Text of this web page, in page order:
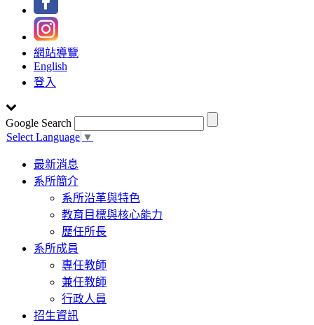
網站導覽
English
登入
Google Search
Select Language ▼
Toggle
navigation
最新消息
系所簡介
系所沿革與特色
教育目標與核心能力
歷任所長
系所成員
專任教師
兼任教師
行政人員
招生資訊